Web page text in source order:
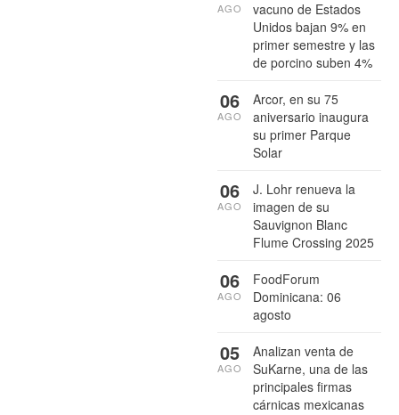
vacuno de Estados
Unidos bajan 9% en
primer semestre y las
de porcino suben 4%
AGO
Arcor, en su 75
aniversario inaugura
su primer Parque
Solar
06
AGO
J. Lohr renueva la
imagen de su
Sauvignon Blanc
Flume Crossing 2025
06
AGO
FoodForum
Dominicana: 06
agosto
06
AGO
Analizan venta de
SuKarne, una de las
principales firmas
cárnicas mexicanas
05
AGO